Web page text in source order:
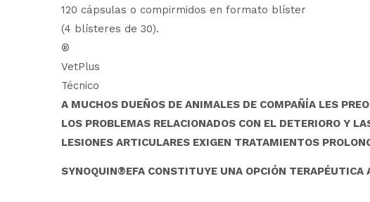
120 cápsulas o compirmidos en formato blíster
(4 blísteres de 30).
®
VetPlus
Técnico
A MUCHOS DUEÑOS DE ANIMALES DE COMPAÑÍA LES
LOS PROBLEMAS RELACIONADOS CON EL DETERIORO Y
LESIONES ARTICULARES EXIGEN TRATAMIENTOS
SYNOQUIN®EFA CONSTITUYE UNA OPCIÓN